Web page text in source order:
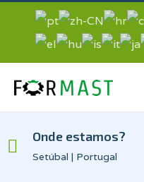
Onde estamos?
Setúbal | Portugal